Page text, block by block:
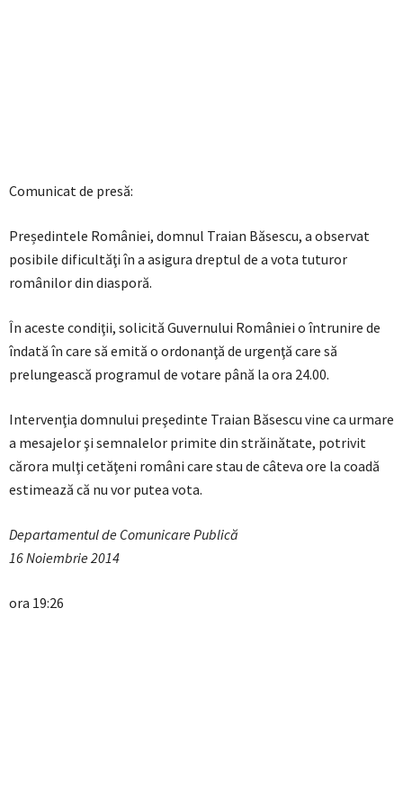
Comunicat de presă:
Președintele României, domnul Traian Băsescu, a observat
posibile dificultăţi în a asigura dreptul de a vota tuturor
românilor din diasporă.
În aceste condiţii, solicită Guvernului României o întrunire de
îndată în care să emită o ordonanţă de urgenţă care să
prelungească programul de votare până la ora 24.00.
Intervenţia domnului preşedinte Traian Băsescu vine ca urmare
a mesajelor şi semnalelor primite din străinătate, potrivit
cărora mulţi cetăţeni români care stau de câteva ore la coadă
estimează că nu vor putea vota.
Departamentul de Comunicare Publică
16 Noiembrie 2014
ora 19:26